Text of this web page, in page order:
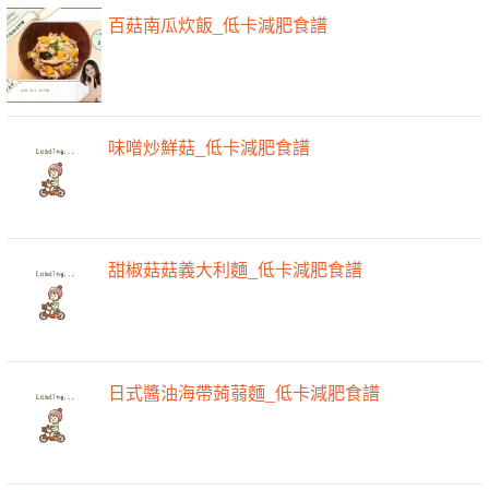
百菇南瓜炊飯_低卡減肥食譜
味噌炒鮮菇_低卡減肥食譜
甜椒菇菇義大利麵_低卡減肥食譜
日式醬油海帶蒟蒻麵_低卡減肥食譜